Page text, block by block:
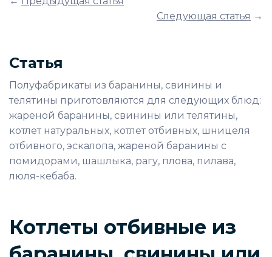
Следующая статья →
Статья
Полуфабрикаты из баранины, свинины и
телятины приготовляются для следующих блюд:
жареной баранины, свинины или телятины,
котлет натуральных, котлет отбивных, шницеля
отбивного, эскалопа, жареной баранины с
помидорами, шашлыка, рагу, плова, пилава,
люля-кебаба.
Котлеты отбивные из